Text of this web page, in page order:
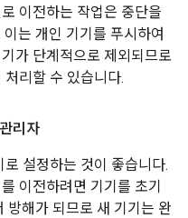
이전하는 작업은 중단을
는 개인 기기를 푸시하여
가 단계적으로 제외되므로
리할 수 있습니다.
리자
설정하는 것이 좋습니다.
이전하려면 기기를 초기
방해가 되므로 새 기기는 완